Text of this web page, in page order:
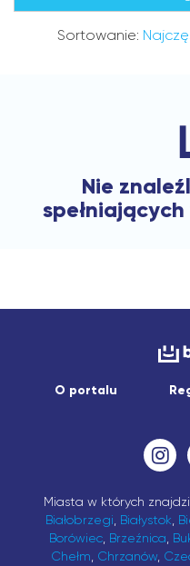
Sortowanie:
Nie
O portalu
Miasta w których
Białobrzegi, Białystok,
Borówiec, Brzeźnica,
Chełm, Chrzanów,